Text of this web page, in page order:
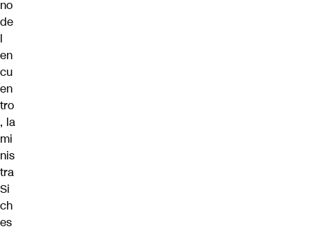
no
de
l
en
cu
en
tro
, la
mi
nis
tra
Si
ch
es